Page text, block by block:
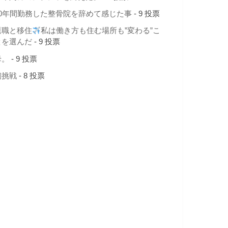
年間勤務した整骨院を辞めて感じた事 - 9 投票
職と移住
私は働き方も住む場所も”変わる”こ
を選んだ - 9 投票
- 9 投票
挑戦 - 8 投票